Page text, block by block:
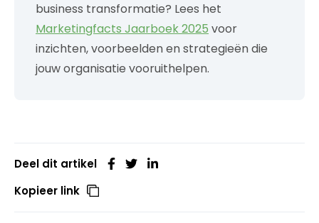
business transformatie? Lees het
Marketingfacts Jaarboek 2025 voor
inzichten, voorbeelden en strategieën die
jouw organisatie vooruithelpen.
Deel dit artikel
Kopieer link